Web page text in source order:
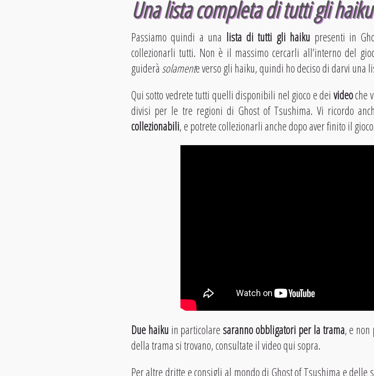
Una lista completa di tutti gli haiku
Passiamo quindi a una lista di tutti gli haiku presenti in
collezionarli tutti. Non è il massimo cercarli all’interno del
guiderà solamente verso gli haiku, quindi ho deciso di darvi una
Qui sotto vedrete tutti quelli disponibili nel gioco e dei videoche
divisi per le tre regioni di Ghost of Tsushima. Vi ricordo
collezionabili, e potrete collezionarli anche dopo aver finito il
Due haiku in particolaresaranno obbligatori per la trama, e non
della trama si trovano, consultate il video qui sopra.
Per altre dritte e consigli al mondo di Ghost of Tsushima e delle